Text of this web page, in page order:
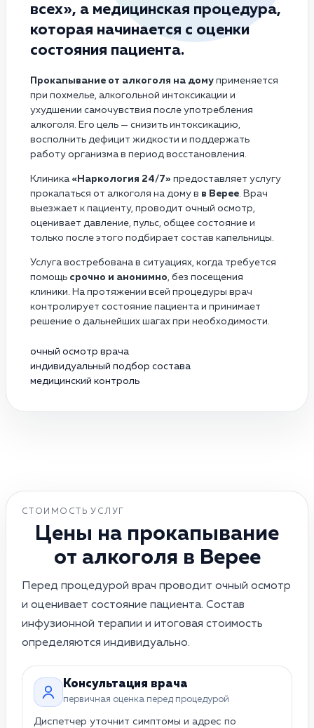
всех», а медицинская процедура,
которая начинается с оценки
состояния пациента.
Прокапывание от алкоголя на дому применяется
при похмелье, алкогольной интоксикации и
ухудшении самочувствия после употребления
алкоголя. Его цель — снизить интоксикацию,
восполнить дефицит жидкости и поддержать
работу организма в период восстановления.
Клиника «Наркология 24/7» предоставляет услугу
прокапаться от алкоголя на дому в в Верее. Врач
выезжает к пациенту, проводит очный осмотр,
оценивает давление, пульс, общее состояние и
только после этого подбирает состав капельницы.
Услуга востребована в ситуациях, когда требуется
помощь срочно и анонимно, без посещения
клиники. На протяжении всей процедуры врач
контролирует состояние пациента и принимает
решение о дальнейших шагах при необходимости.
очный осмотр врача
индивидуальный подбор состава
медицинский контроль
Прокапывание на дому · в Верее
СТОИМОСТЬ УСЛУГ
Цены на прокапывание
от алкоголя в Верее
Перед процедурой врач проводит очный осмотр
и оценивает состояние пациента. Состав
инфузионной терапии и итоговая стоимость
определяются индивидуально.
Консультация врача
первичная оценка перед процедурой
Диспетчер уточнит симптомы и адрес по